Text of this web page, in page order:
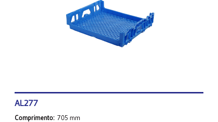
AL277
Comprimento: 705 mm